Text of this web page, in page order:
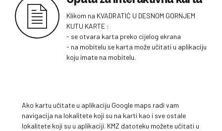
Klikom na KVADRATIĆ U DESNOM GORNJEM
KUTU KARTE :
- se otvara karta preko cijelog ekrana
- na mobitelu se karta može učitati u aplikaciju
koju imate na mobitelu.
Ako kartu učitate u aplikaciju Google maps radi vam
navigacija na lokalitete koji su na karti kao i sve ostale
lokalitete koji su u aplikaciji. KMZ datoteku možete učitati u